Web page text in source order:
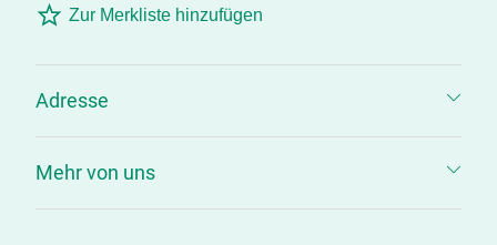
Zur Merkliste hinzufügen
Adresse
Mehr von uns